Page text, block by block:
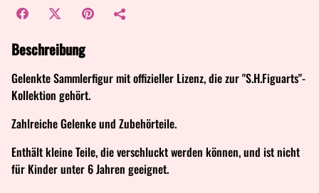
Beschreibung
Gelenkte Sammlerfigur mit offizieller Lizenz, die zur "S.H.Figuarts"-
Kollektion gehört.
Zahlreiche Gelenke und Zubehörteile.
Enthält kleine Teile, die verschluckt werden können, und ist nicht
für Kinder unter 6 Jahren geeignet.